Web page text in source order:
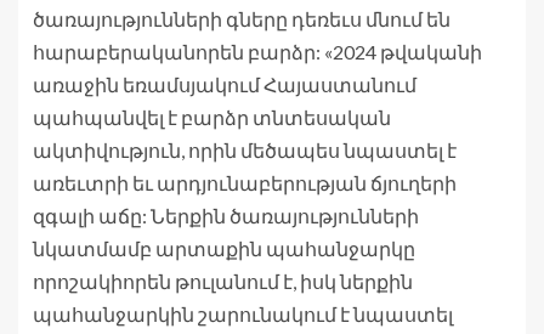
ծառայությունների գները դեռեւս մնում են
հարաբերականորեն բարձր: «2024 թվականի
առաջին եռամսյակում Հայաստանում
պահպանվել է բարձր տնտեսական
ակտիվություն, որին մեծապես նպաստել է
առեւտրի եւ արդյունաբերության ճյուղերի
զգալի աճը: Ներքին ծառայությունների
նկատմամբ արտաքին պահանջարկը
որոշակիորեն թուլանում է, իսկ ներքին
պահանջարկին շարունակում է նպաստել